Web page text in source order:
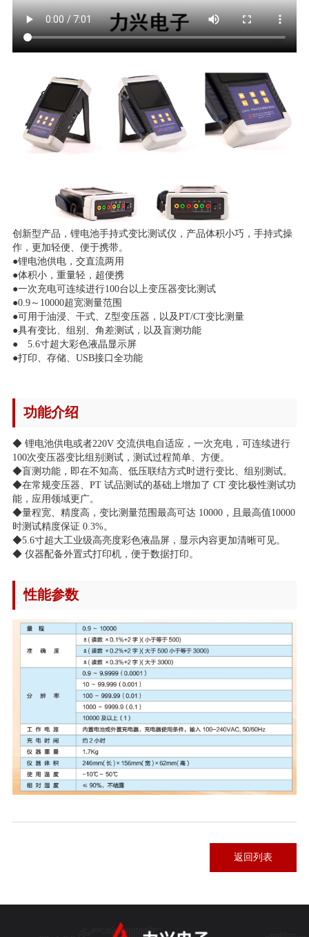
创新型产品，锂电池手持式变比测试仪，产品体积小巧，手持式操
作，更加轻便、便于携带。
●锂电池供电，交直流两用
●体积小，重量轻，超便携
●一次充电可连续进行100台以上变压器变比测试
●0.9～10000超宽测量范围
●可用于油浸、干式、Z型变压器，以及PT/CT变比测量
●具有变比、组别、角差测试，以及盲测功能
● 5.6寸超大彩色液晶显示屏
●打印、存储、USB接口全功能
功能介绍
◆ 锂电池供电或者220V 交流供电自适应，一次充电，可连续进行
100次变压器变比组别测试，测试过程简单、方便。
◆盲测功能，即在不知高、低压联结方式时进行变比、组别测试。
◆在常规变压器、PT 试品测试的基础上增加了 CT 变比极性测试功
能，应用领域更广。
◆量程宽、精度高，变比测量范围最高可达 10000，且最高值10000
时测试精度保证 0.3%。
◆5.6寸超大工业级高亮度彩色液晶屏，显示内容更加清晰可见。
◆ 仪器配备外置式打印机，便于数据打印。
性能参数
返回列表